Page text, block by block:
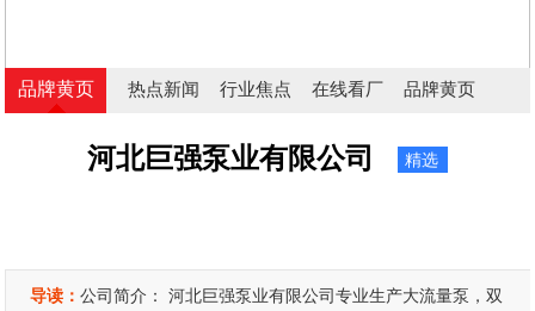
品牌黄页 热点新闻 行业焦点 在线看厂 品牌黄页
河北巨强泵业有限公司 精选
导读：公司简介： 河北巨强泵业有限公司专业生产大流量泵，双